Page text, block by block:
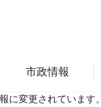
市政情報
に変更されています。